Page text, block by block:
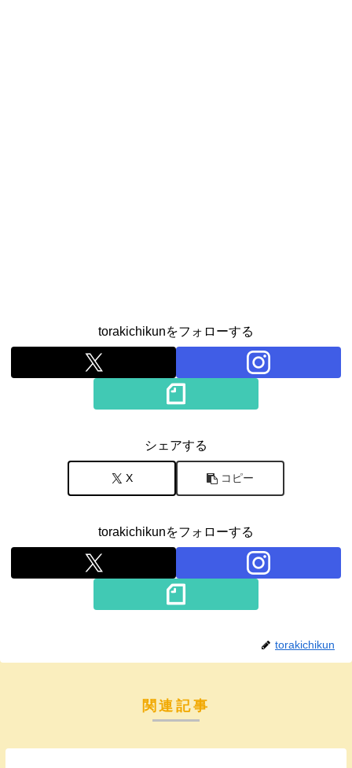
torakichikunをフォローする
シェアする
X コピー
torakichikunをフォローする
torakichikun
関連記事